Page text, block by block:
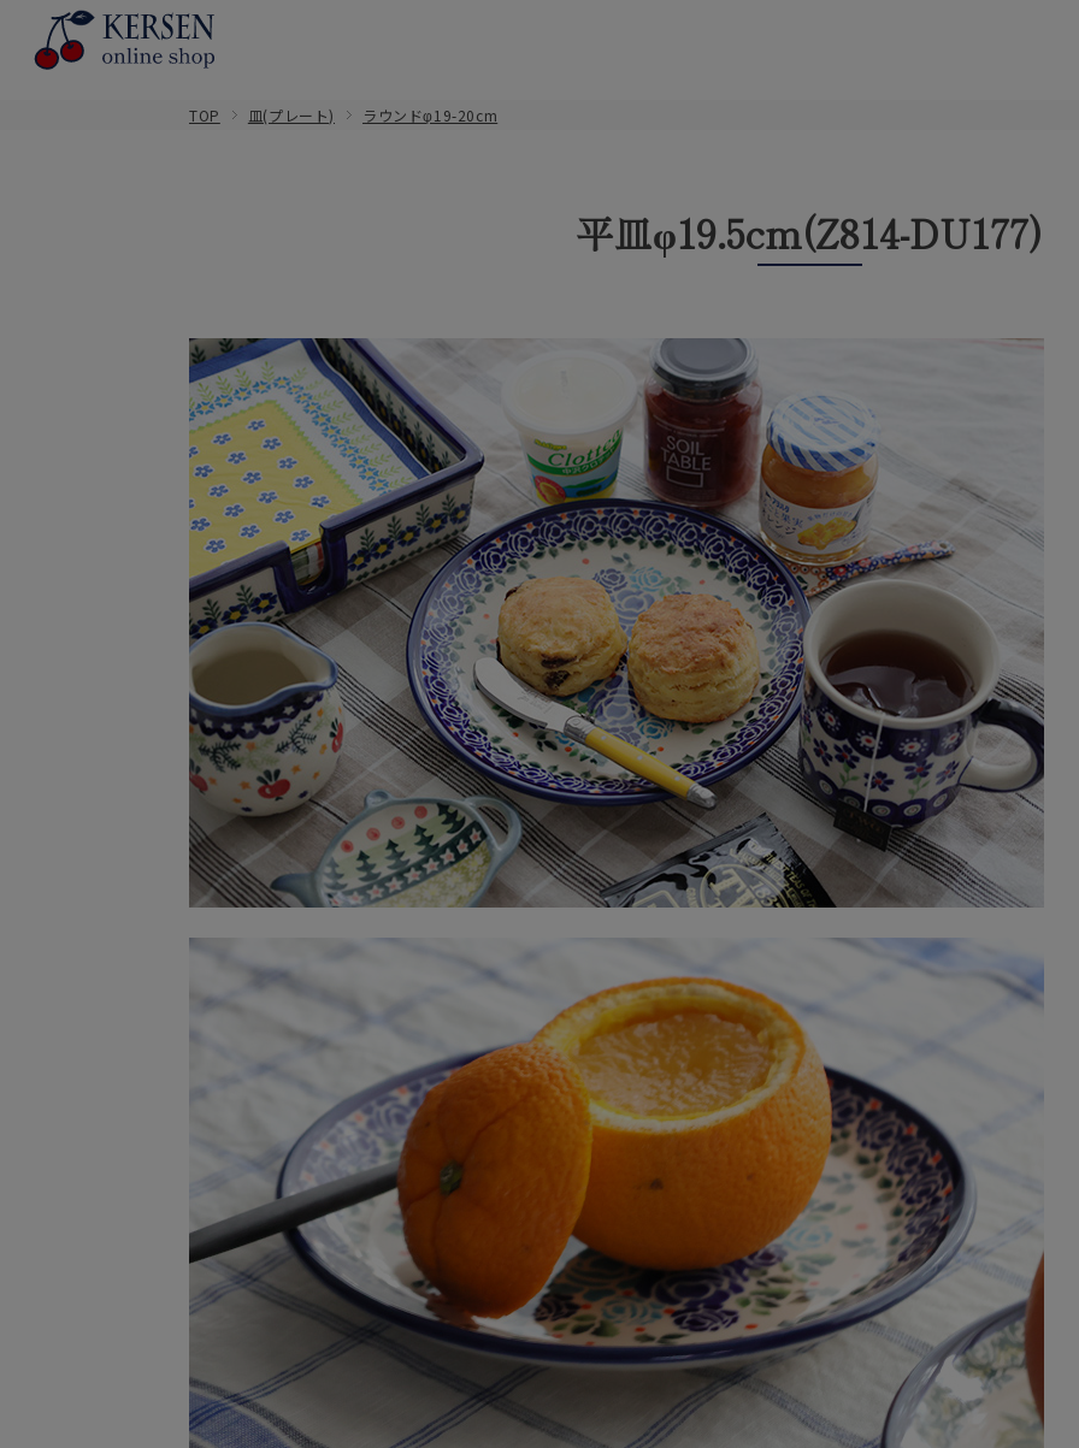
TOP 皿(プレート) ラウンドφ19-20cm
平皿φ19.5cm(Z814-DU177)